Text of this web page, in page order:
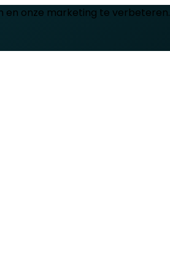
en onze marketing te verbeteren.